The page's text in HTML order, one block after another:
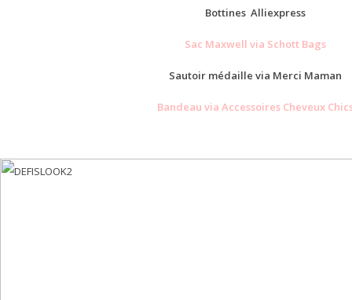
Bottines Alliexpress
Sac Maxwell via Schott Bags
Sautoir médaille via Merci Maman
Bandeau via Accessoires Cheveux